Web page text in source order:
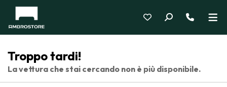
Troppo tardi!
La vettura che stai cercando non è più disponibile.